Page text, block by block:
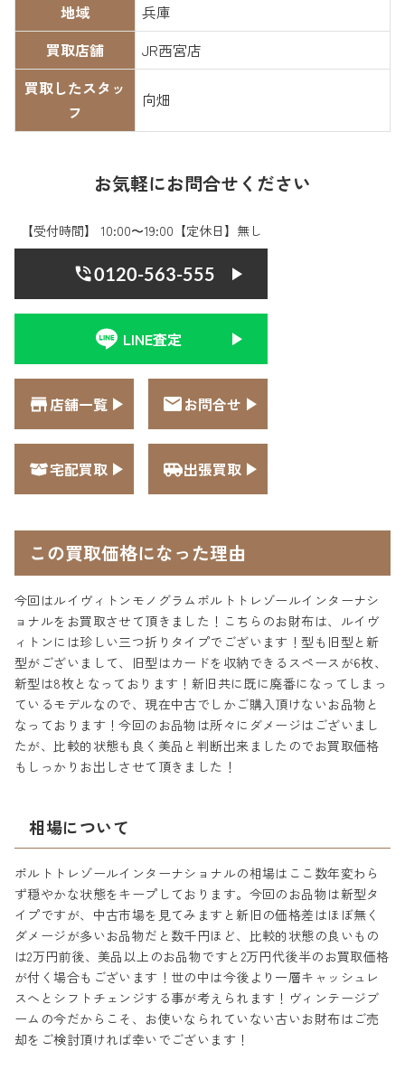
地域
兵庫
買取店舗
JR西宮店
買取したスタッ
フ
向畑
お気軽にお問合せください
【受付時間】 10:00〜19:00【定休日】無し
0120-563-555
LINE査定
店舗一覧 お問合せ
宅配買取 出張買取
この買取価格になった理由
今回はルイヴィトンモノグラムポルトトレゾールインターナシ
ョナルをお買取させて頂きました！こちらのお財布は、ルイヴ
ィトンには珍しい三つ折りタイプでございます！型も旧型と新
型がございまして、旧型はカードを収納できるスペースが6枚、
新型は8枚となっております！新旧共に既に廃番になってしまっ
ているモデルなので、現在中古でしかご購入頂けないお品物と
なっております！今回のお品物は所々にダメージはございまし
たが、比較的状態も良く美品と判断出来ましたのでお買取価格
もしっかりお出しさせて頂きました！
相場について
ポルトトレゾールインターナショナルの相場はここ数年変わら
ず穏やかな状態をキープしております。今回のお品物は新型タ
イプですが、中古市場を見てみますと新旧の価格差はほぼ無く
ダメージが多いお品物だと数千円ほど、比較的状態の良いもの
は2万円前後、美品以上のお品物ですと2万円代後半のお買取価格
が付く場合もございます！世の中は今後より一層キャッシュレ
スへとシフトチェンジする事が考えられます！ヴィンテージブ
ームの今だからこそ、お使いなられていない古いお財布はご売
却をご検討頂ければ幸いでございます！